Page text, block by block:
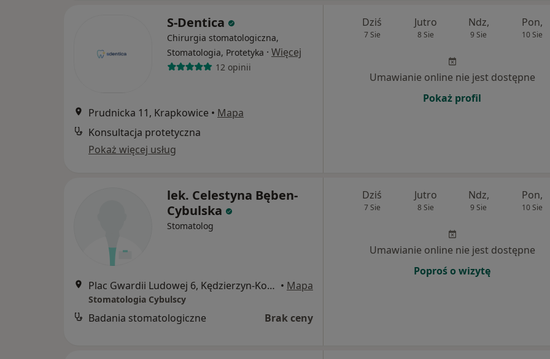
S-Dentica
Chirurgia stomatologiczna,
Stomatologia, Protetyka · Więcej
12 opinii
Prudnicka 11, Krapkowice • Mapa
Konsultacja protetyczna
Pokaż więcej usług
Dziś
7 Sie
Jutro
8 Sie
Ndz,
9 Sie
Pon,
10 Sie
Umawianie online nie jest dostępne
Pokaż profil
lek. Celestyna Bęben-
Cybulska
Stomatolog
Plac Gwardii Ludowej 6, Kędzierzyn-Koźle • Mapa
Stomatologia Cybulscy
Badania stomatologiczne Brak ceny
Dziś
7 Sie
Jutro
8 Sie
Ndz,
9 Sie
Pon,
10 Sie
Umawianie online nie jest dostępne
Poproś o wizytę